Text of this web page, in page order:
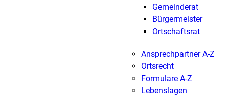
Gemeinderat
Bürgermeister
Ortschaftsrat
Ansprechpartner A-Z
Ortsrecht
Formulare A-Z
Lebenslagen